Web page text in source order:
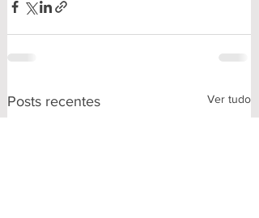
Posts recentes Ver tudo